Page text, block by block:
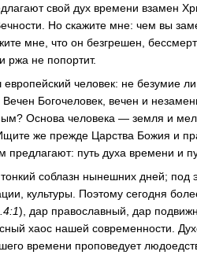
свой дух времени взамен
Но скажите мне: чем вы
мне, что он безгрешен,
ржа не попортит.
европейский человек: не безумие
Вечен Богочеловек, вечен и
Основа человека — земля и
же прежде Царства Божия и
предлагают: путь духа времени и
соблазн нынешних дней; под
культуры. Поэтому сегодня
), дар православный, дар
хаос нашей современности.
времени проповедует